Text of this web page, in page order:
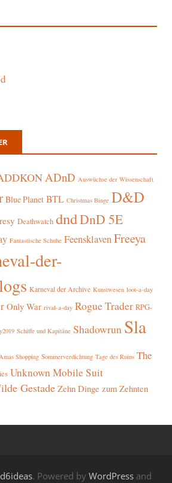
ADnD Auswüchse der Wissenschaft
Blue Planet BTL Christmas Binge D&D
Deathwatch dndDnD 5E
Fantastische Schuhe FeensklavenFreeya
der-
Karneval der Archive Kunstwesen loot-a-day
Only War rival-a-day Rogue Trader RPG-
Schiffe und Kapitäne Shadowrun Sla
Shopping Sommerverdichtung Tage des Ruins The
Unknown Mobile Suit
GestadeZehn Dinge zum Zehnten
d6ideas. Powered by WordPress and